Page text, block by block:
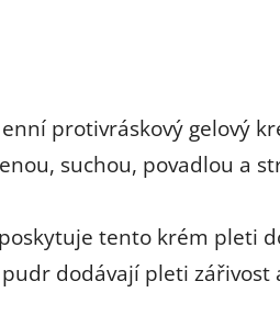
protivráskový gelový
suchou, povadlou a
tento krém pleti
dodávají pleti zářivost